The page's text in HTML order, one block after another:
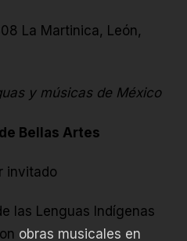
La Martinica, León,
y músicas de México
Bellas Artes
invitado
las Lenguas Indígenas
obras musicales en